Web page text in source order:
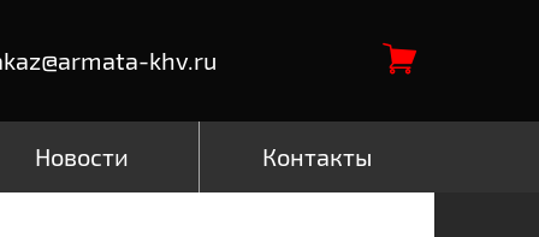
khv.ru
Новости Контакты